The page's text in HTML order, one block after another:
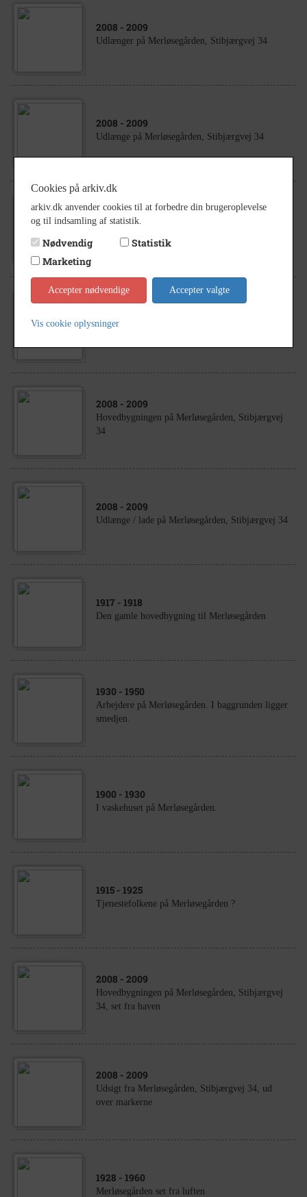
2008 - 2009
Udlænger på Merløsegården, Stibjærgvej 34
2008 - 2009
Udlænge på Merløsegården, Stibjærgvej 34
2008- 2009
Hovedbygningen på Merløsegården, Stibjærgvej
Sidebygning på Merløsegården, Stibjærgvej 34
2008 - 2009
Hovedbygningen på Merløsegården, Stibjærgvej
34
2008 - 2009
Udlænge / lade på Merløsegården, Stibjærgvej 34
1917 - 1918
Den gamle hovedbygning til Merløsegården
1930 - 1950
Arbejdere på Merløsegården. I baggrunden ligger
smedjen.
1900 - 1930
I vaskehuset på Merløsegården.
1915 - 1925
Tjenestefolkene på Merløsegården ?
2008 - 2009
Hovedbygningen på Merløsegården, Stibjærgvej
34, set fra haven
2008 - 2009
Udsigt fra Merløsegården, Stibjærgvej 34, ud
over markerne
1928 - 1960
Merløsegården set fra luften
Cookies på arkiv.dk
arkiv.dk anvender cookies til at forbedre din brugeroplevelse
og til indsamling af statistik.
Nødvendig
Statistik
Marketing
Accepter nødvendige Accepter valgte
Vis cookie oplysninger